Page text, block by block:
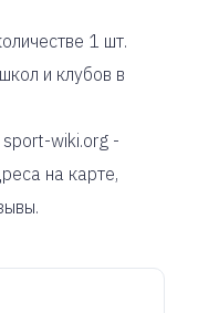
1 шт.
и клубов в
sport-wiki.org -
на карте,